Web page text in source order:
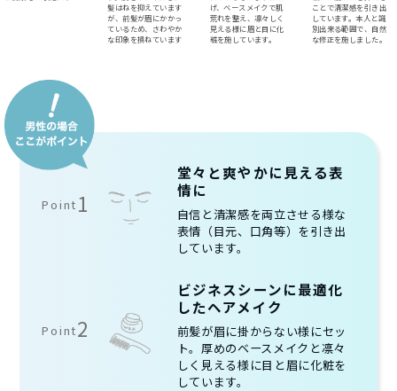
髪はねを抑えています
が、前髪が眉にかかっ
ているため、さわやか
な印象を損ねています
げ、ベースメイクで肌
荒れを整え、凛々しく
見える様に眉と目に化
粧を施しています。
ことで清潔感を引き出
しています。本人と識
別出来る範囲で、自然
な修正を施しました。
Point 1
堂々と爽やかに見える表
情に
自信と清潔感を両立させる様な
表情（目元、口角等）を引き出
しています。
Point2
ビジネスシーンに最適化
したヘアメイク
前髪が眉に掛からない様にセッ
ト。厚めのベースメイクと凛々
しく見える様に目と眉に化粧を
しています。